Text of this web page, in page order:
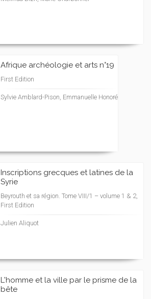
Afrique archéologie et arts n°19
First Edition
Sylvie Amblard-Pison, Emmanuelle Honoré
Inscriptions grecques et latines de la
Syrie
Beyrouth et sa région. Tome VIII/1 – volume 1 & 2,
First Edition
Julien Aliquot
L'homme et la ville par le prisme de la
bête